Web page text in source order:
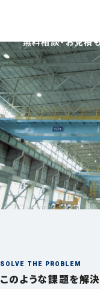
事例
よくあるご質問
採用情報
無料相談
無料相談・お見積
SOLVE THE PROBLEM
このような課題を解